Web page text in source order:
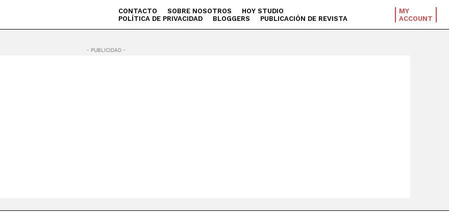
CONTACTO SOBRE NOSOTROS
HOY STUDIO
POLÍTICA DE PRIVACIDAD
BLOGGERS PUBLICACIÓN DE REVISTA
MY
ACCOUNT
- PUBLICIDAD -